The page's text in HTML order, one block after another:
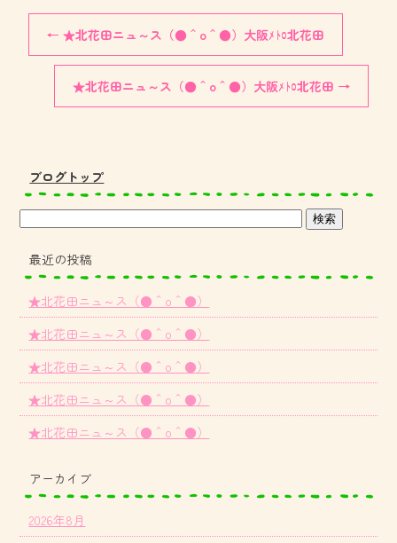
← ★北花田ニュ～ス（●＾o＾●）大阪ﾒﾄﾛ北花田
★北花田ニュ～ス（●＾o＾●）大阪ﾒﾄﾛ北花田 →
ブログトップ
最近の投稿
★北花田ニュ～ス（●＾o＾●）
★北花田ニュ～ス（●＾o＾●）
★北花田ニュ～ス（●＾o＾●）
★北花田ニュ～ス（●＾o＾●）
★北花田ニュ～ス（●＾o＾●）
アーカイブ
2026年8月